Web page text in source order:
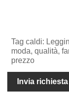
Tag caldi:
moda, qualità,
prezzo
Invia richiesta